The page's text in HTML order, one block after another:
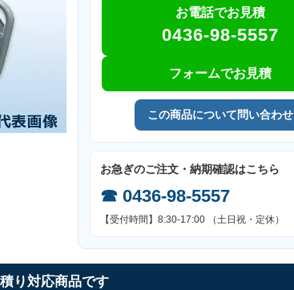
お電話でお見積
0436-98-5557
フォームでお見積
この商品について問い合わせ
お急ぎのご注文・納期確認はこちら
☎ 0436-98-5557
【受付時間】8:30-17:00 （土日祝・定休）
り対応商品です